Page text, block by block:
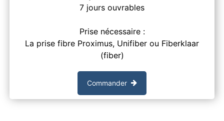
7 jours ouvrables
Prise nécessaire :
La prise fibre Proximus, Unifiber ou Fiberklaar
(fiber)
Commander